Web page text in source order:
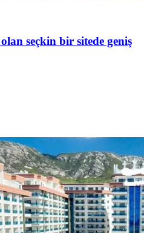
seçkin bir sitede geniş